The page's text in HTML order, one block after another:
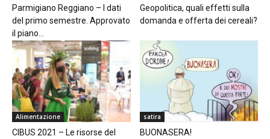
Parmigiano Reggiano – I dati
del primo semestre. Approvato
il piano...
Geopolitica, quali effetti sulla
domanda e offerta dei cereali?
Alimentazione
CIBUS 2021 – Le risorse del
satira
BUONASERA!